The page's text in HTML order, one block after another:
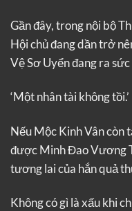
Gần đây, trong nội bộ
Hội chủ đang dần trở
Vệ Sơ Uyển đang ra
‘Một nhân tài không tồi.’
Nếu Mộc Kinh Vân còn
được Minh Đao Vương
tương lai của hắn quả
Không có gì là xấu khi